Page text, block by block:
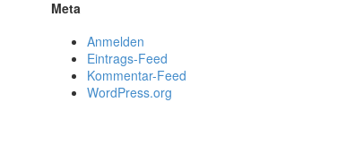
Meta
Anmelden
Eintrags-Feed
Kommentar-Feed
WordPress.org